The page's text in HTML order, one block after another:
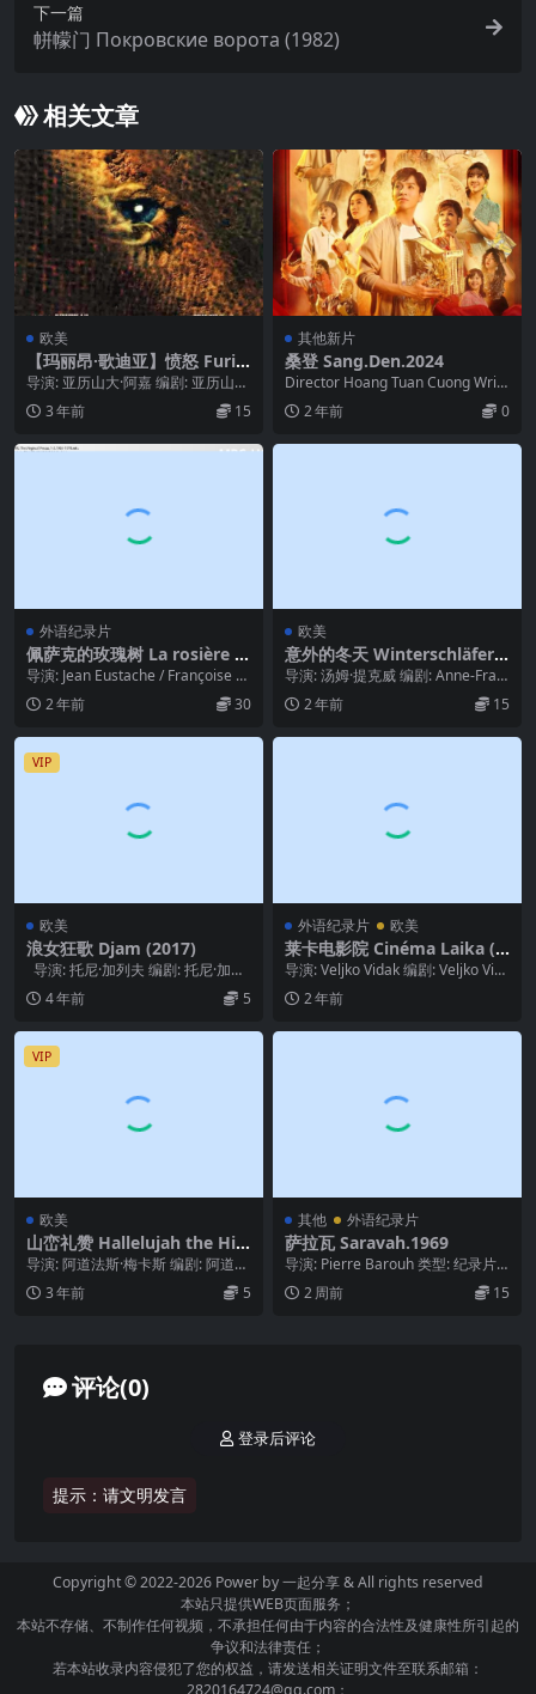
下一篇
帡幪门 Покровские ворота (1982)
相关文章
欧美
【玛丽昂·歌迪亚】愤怒 Furia.
1999
导演: 亚历山大·阿嘉 编剧: 亚历山大
·阿嘉 / Grégory Levass...
3 年前 15
其他新片
桑登 Sang.Den.2024
Director Hoang Tuan Cuong Write
r To Thie...
2 年前 0
外语纪录片
佩萨克的玫瑰树 La rosière d
e Pessac 【1968版 + 1979
版】
导演: Jean Eustache / Françoise Le
brun 类型:...
2 年前 30
欧美
意外的冬天 Winterschläfer
(1997)
导演: 汤姆·提克威 编剧: Anne-Fran
çoise Pyszora / ...
2 年前 15
VIP
欧美
浪女狂歌 Djam (2017)
导演: 托尼·加列夫 编剧: 托尼·加列
夫 主演: 西蒙·阿布卡瑞...
4 年前 5
外语纪录片 欧美
莱卡电影院 Cinéma Laika (2
023)
导演: Veljko Vidak 编剧: Veljko Vid
ak / Emma...
2 年前
VIP
欧美
山峦礼赞 Hallelujah the Hill
s (1963)
导演: 阿道法斯·梅卡斯 编剧: 阿道法
斯·梅卡斯 主演: 彼得·比尔德 / S...
3 年前 5
其他 外语纪录片
萨拉瓦 Saravah.1969
导演: Pierre Barouh 类型: 纪录片
制片国家/地区: 巴西 上映...
2 周前 15
评论(0)
提示：请文明发言
登录后评论
Copyright © 2022-2026 Power by一起分享& All rights reserved
本站只提供WEB页面服务；
本站不存储、不制作任何视频，不承担任何由于内容的合法性及健康性所引起的
争议和法律责任；
若本站收录内容侵犯了您的权益，请发送相关证明文件至联系邮箱：
2820164724@qq.com；